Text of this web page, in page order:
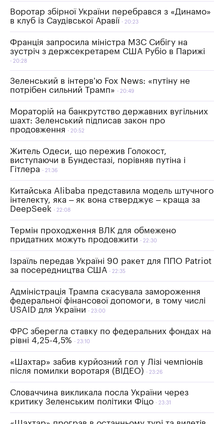
Воротар збірної України перебрався з «Динамо»
в клуб із Саудівської Аравії
20:23
Франція запросила міністра МЗС Сибігу на
зустріч з держсекретарем США Рубіо в Парижі
20:28
Зеленський в інтерв’ю Fox News: «путіну не
потрібен сильний Трамп»
20:49
Мораторій на банкрутство державних вугільних
шахт: Зеленський підписав закон про
продовження
20:52
Житель Одеси, що пережив Голокост,
виступаючи в Бундестазі, порівняв путіна і
Гітлера
21:36
Китайська Alibaba представила модель штучного
інтелекту, яка – як вона стверджує – краща за
DeepSeek
22:08
Термін проходження ВЛК для обмежено
придатних можуть продовжити
22:30
Ізраїль передав Україні 90 ракет для ППО Patriot
за посередництва США
22:35
Адміністрація Трампа скасувала замороження
федеральної фінансової допомоги, в тому числі
USAID для України
23:00
ФРС зберегла ставку по федеральних фондах на
рівні 4,25-4,5%
23:10
«Шахтар» забив курйозний гол у Лізі чемпіонів
після помилки воротаря (ВІДЕО)
23:26
Словаччина викликала посла України через
критику Зеленським політики Фіцо
23:31